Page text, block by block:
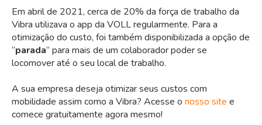
Em abril de 2021, cerca de 20% da força de trabalho da
Vibra utilizava o app da VOLL regularmente. Para a
otimização do custo, foi também disponibilizada a opção de
“parada” para mais de um colaborador poder se
locomover até o seu local de trabalho.
A sua empresa deseja otimizar seus custos com
mobilidade assim como a Vibra? Acesse o nosso site e
comece gratuitamente agora mesmo!